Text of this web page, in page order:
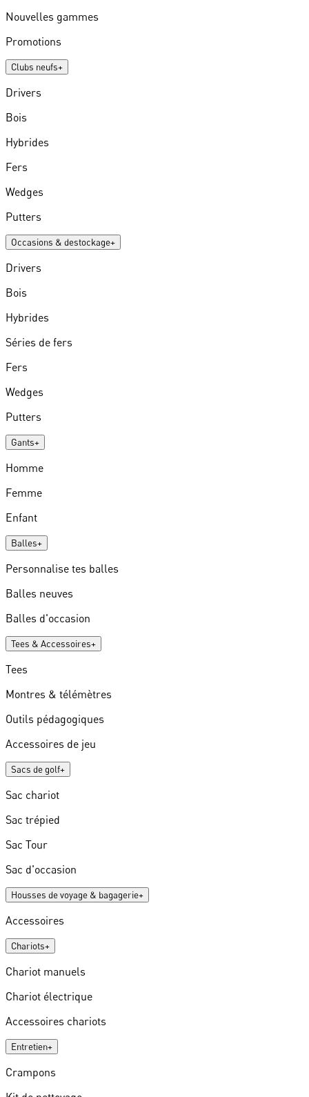
Nouvelles gammes
Promotions
Clubs neufs+
Drivers
Bois
Hybrides
Fers
Wedges
Putters
Occasions & destockage+
Drivers
Bois
Hybrides
Séries de fers
Fers
Wedges
Putters
Gants+
Homme
Femme
Enfant
Balles+
Personnalise tes balles
Balles neuves
Balles d'occasion
Tees & Accessoires+
Tees
Montres & télémètres
Outils pédagogiques
Accessoires de jeu
Sacs de golf+
Sac chariot
Sac trépied
Sac Tour
Sac d'occasion
Housses de voyage & bagagerie+
Accessoires
Chariots+
Chariot manuels
Chariot électrique
Accessoires chariots
Entretien+
Crampons